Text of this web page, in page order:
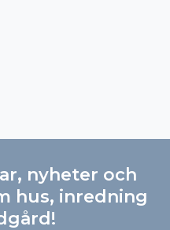
nyheter och
hus, inredning